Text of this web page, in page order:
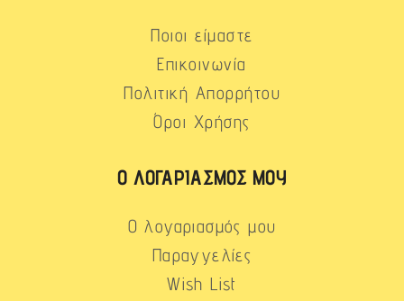
Ποιοι είμαστε
Επικοινωνία
Πολιτική Απορρήτου
Όροι Χρήσης
Ο ΛΟΓΑΡΙΑΣΜΌΣ ΜΟΥ
Ο λογαριασμός μου
Παραγγελίες
Wish List